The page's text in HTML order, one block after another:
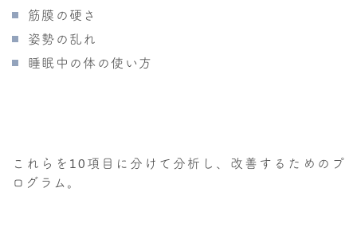
筋膜の硬さ
姿勢の乱れ
睡眠中の体の使い方
これらを10項目に分けて分析し、改善するためのプ
ログラム。